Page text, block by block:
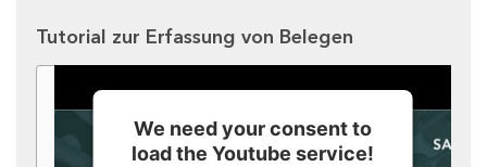
Tutorial zur Erfassung von Belegen
We need your consent to
load the Youtube service!